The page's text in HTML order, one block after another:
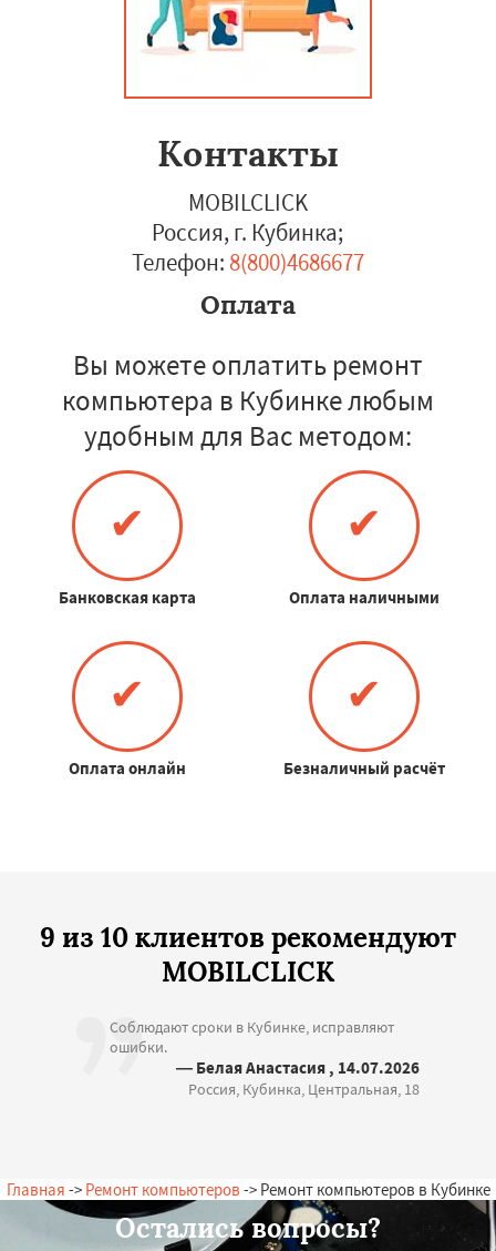
Контакты
MOBILCLICK
Россия, г. Кубинка;
Телефон: 8(800)4686677
Оплата
Вы можете оплатить ремонт
компьютера в Кубинке любым
удобным для Вас методом:
✔
Банковская карта
✔
Оплата наличными
✔
Оплата онлайн
✔
Безналичный расчёт
9 из 10 клиентов рекомендуют
MOBILCLICK
Соблюдают сроки в Кубинке, исправляют
ошибки.
— Белая Анастасия , 14.07.2026
Россия, Кубинка, Центральная, 18
Главная -> Ремонт компьютеров -> Ремонт компьютеров в Кубинке
Остались вопросы?